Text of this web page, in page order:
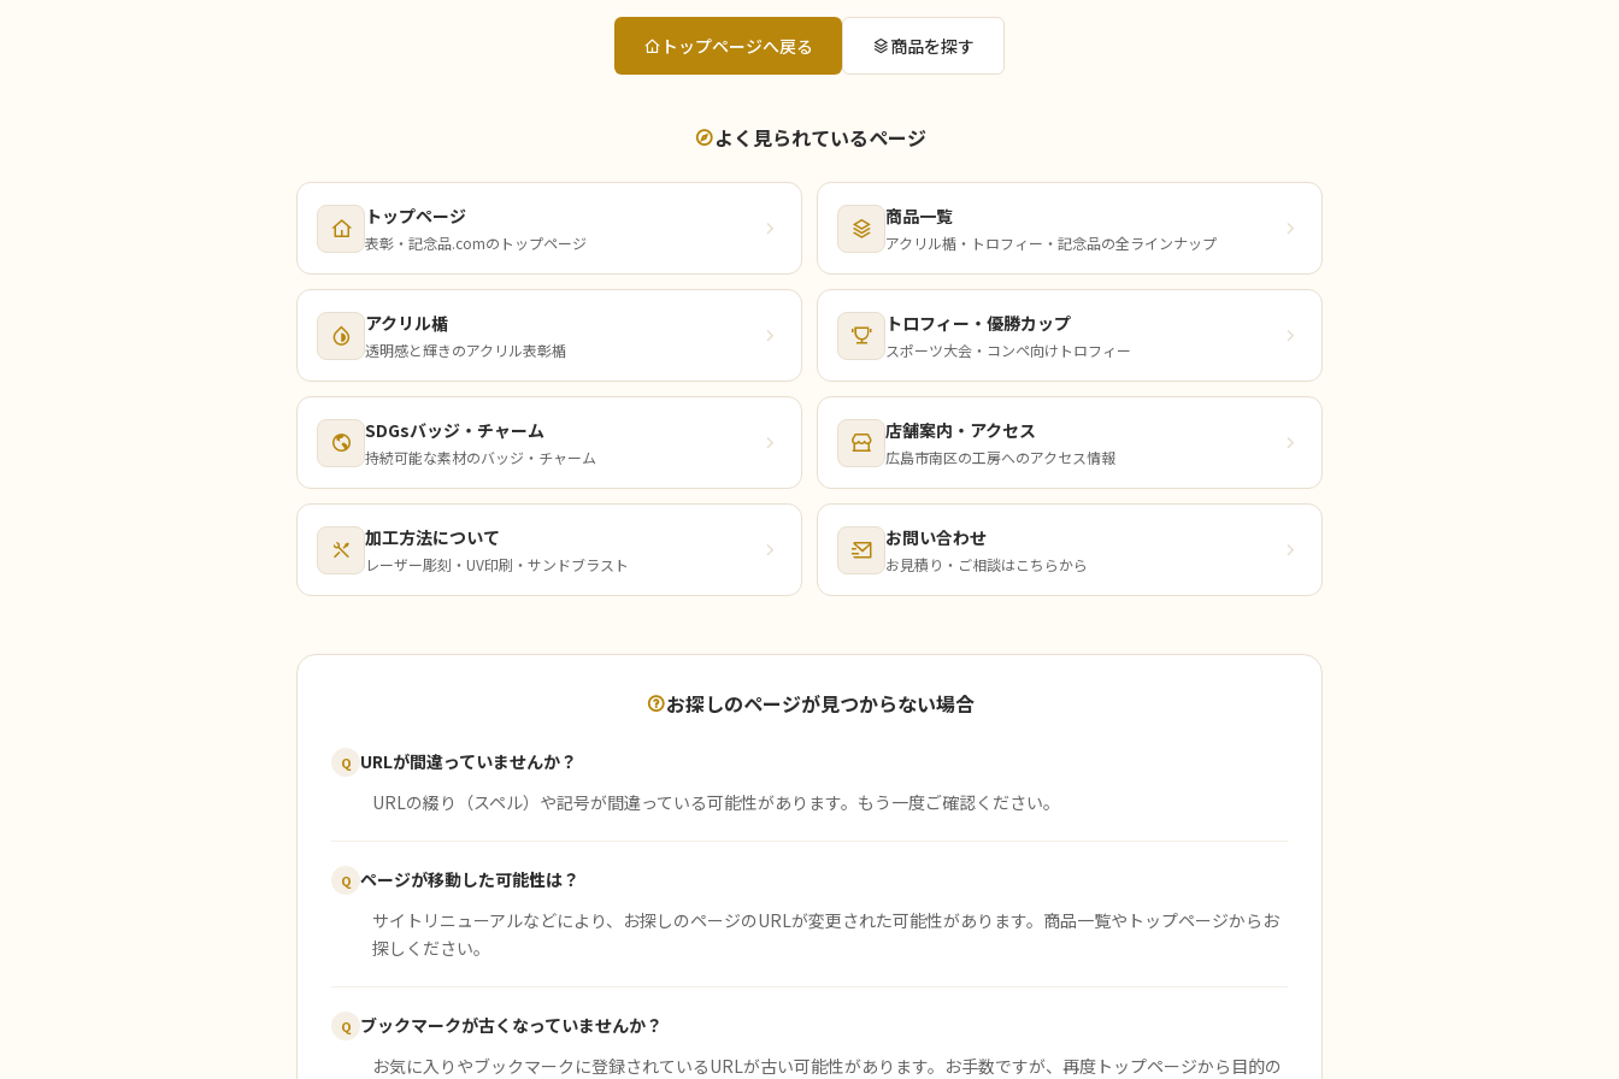
トップページへ戻る 商品を探す
よく見られているページ
トップページ
表彰・記念品.comのトップページ
商品一覧
アクリル楯・トロフィー・記念品の全ラインナップ
アクリル楯
透明感と輝きのアクリル表彰楯
トロフィー・優勝カップ
スポーツ大会・コンペ向けトロフィー
SDGsバッジ・チャーム
持続可能な素材のバッジ・チャーム
店舗案内・アクセス
広島市南区の工房へのアクセス情報
加工方法について
レーザー彫刻・UV印刷・サンドブラスト
お問い合わせ
お見積り・ご相談はこちらから
お探しのページが見つからない場合
Q URLが間違っていませんか？
URLの綴り（スペル）や記号が間違っている可能性があります。もう一度ご確認ください。
Q ページが移動した可能性は？
サイトリニューアルなどにより、お探しのページのURLが変更された可能性があります。商品一覧やトップページからお
探しください。
Q ブックマークが古くなっていませんか？
お気に入りやブックマークに登録されているURLが古い可能性があります。お手数ですが、再度トップページから目的の